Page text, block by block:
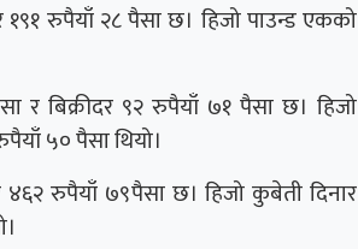
रुपैयाँ २८ पैसा छ। हिजो पाउन्ड एकको
र बिक्रीदर ९२ रुपैयाँ ७१ पैसा छ। हिजो
५० पैसा थियो।
रुपैयाँ ७९पैसा छ। हिजो कुबेती दिनार